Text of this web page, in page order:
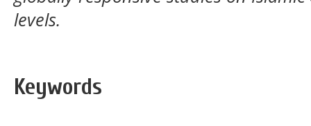
levels.
Keywords